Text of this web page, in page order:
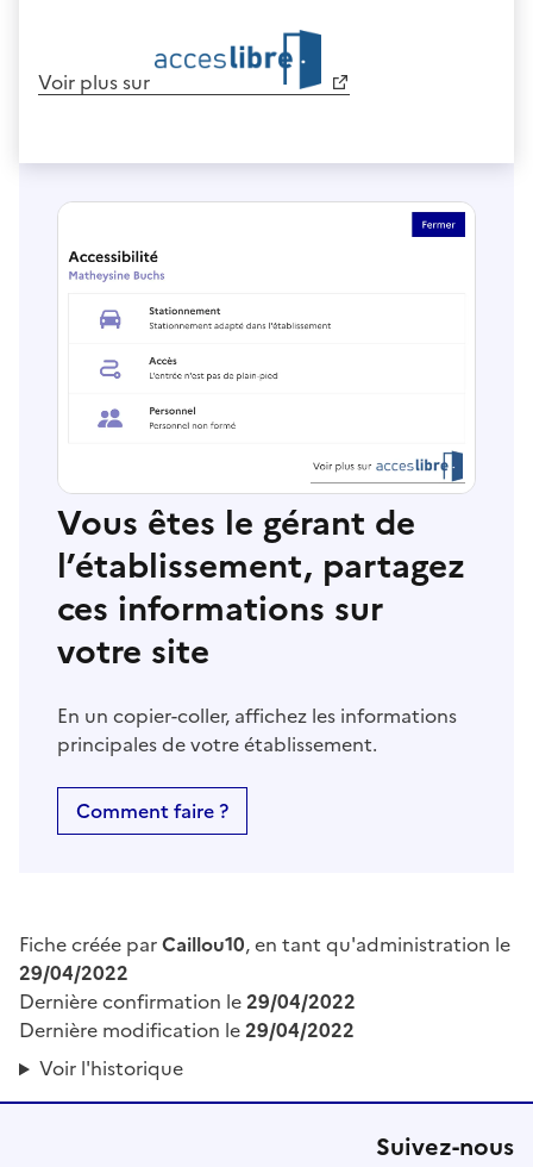
Voir plus sur
Vous êtes le gérant de
l’établissement, partagez
ces informations sur
votre site
En un copier-coller, affichez les informations
principales de votre établissement.
Comment faire ?
Fiche créée parCaillou10, en tant qu'administration le
29/04/2022
Dernière confirmation le29/04/2022
Dernière modification le29/04/2022
Voir l'historique
Suivez-nous